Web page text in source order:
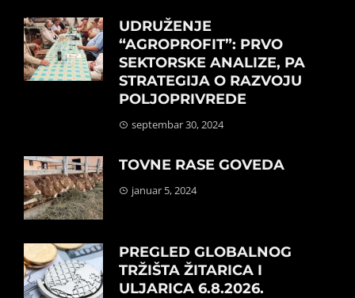
UDRUŽENJE
“AGROPROFIT”: PRVO
SEKTORSKE ANALIZE, PA
STRATEGIJA O RAZVOJU
POLJOPRIVREDE
septembar 30, 2024
TOVNE RASE GOVEDA
januar 5, 2024
PREGLED GLOBALNOG
TRŽIŠTA ŽITARICA I
ULJARICA 6.8.2026.